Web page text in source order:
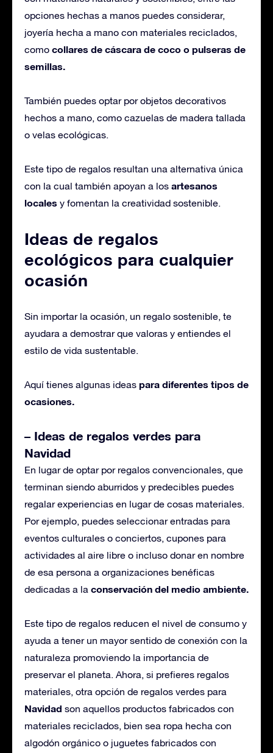
opciones hechas a manos puedes considerar,
joyería hecha a mano con materiales reciclados,
como collares de cáscara de coco o pulseras de
semillas.
También puedes optar por objetos decorativos
hechos a mano, como cazuelas de madera tallada
o velas ecológicas.
Este tipo de regalos resultan una alternativa única
con la cual también apoyan a los artesanos
locales y fomentan la creatividad sostenible.
Ideas de regalos
ecológicos para cualquier
ocasión
Sin importar la ocasión, un regalo sostenible, te
ayudara a demostrar que valoras y entiendes el
estilo de vida sustentable.
Aquí tienes algunas ideas para diferentes tipos de
ocasiones.
– Ideas de regalos verdes para
Navidad
En lugar de optar por regalos convencionales, que
terminan siendo aburridos y predecibles puedes
regalar experiencias en lugar de cosas materiales.
Por ejemplo, puedes seleccionar entradas para
eventos culturales o conciertos, cupones para
actividades al aire libre o incluso donar en nombre
de esa persona a organizaciones benéficas
dedicadas a la conservación del medio ambiente.
Este tipo de regalos reducen el nivel de consumo y
ayuda a tener un mayor sentido de conexión con la
naturaleza promoviendo la importancia de
preservar el planeta. Ahora, si prefieres regalos
materiales, otra opción de regalos verdes para
Navidad son aquellos productos fabricados con
materiales reciclados, bien sea ropa hecha con
algodón orgánico o juguetes fabricados con